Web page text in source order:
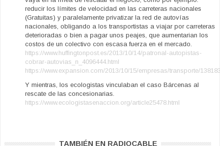
reducir los límites de velocidad en las carreteras nacionales
(Gratuitas) y paralelamente privatizar la red de autovías
nacionales, obligando a los transportistas a viajar por carreteras
deterioradas o bien a pagar unos peajes, que aumentarian los
costos de un colectivo con escasa fuerza en el mercado.
https://www.huffingtonpost.es/2013/10/14/patronal-autopistas-
cobrar-autovias_n_4096444.html
https://www.expansion.com/2013/10/15/empresas/transporte/
Y mientras, los ecologistas vinculaban el caso Bárcenas al
rescate de las concesionarias.
https://www.ecologistasenaccion.org/article25478.html
TAMBIÉN EN RADIOCABLE